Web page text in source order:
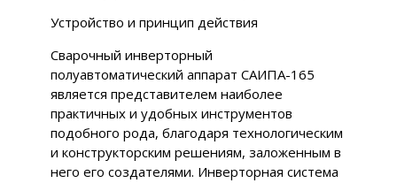
Устройство и принцип действия
Сварочный инверторный
полуавтоматический аппарат САИПА-165
является представителем наиболее
практичных и удобных инструментов
подобного рода, благодаря технологическим
и конструкторским решениям, заложенным в
него его создателями. Инверторная система